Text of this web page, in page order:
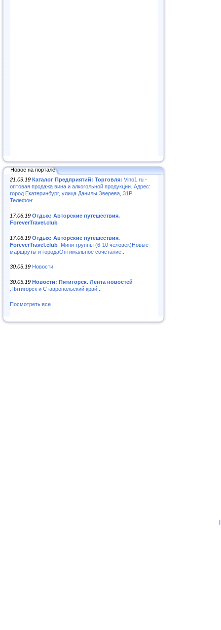
Новое на портале
21.09.19 Каталог Предприятий: Торговля: Vino1.ru -
оптовая продажа вина и алкогольной продукции. Адрес:
город Екатеринбург, улица Данилы Зверева, 31Р
Телефон:..
17.06.19 Отдых: Авторские путешествия.
ForeverTravel.club
17.06.19 Отдых: Авторские путешествия.
ForeverTravel.club .Мини-группы (6-10 человек)Новые
маршруты и городаОптимальное сочетание..
30.05.19 Новости
30.05.19 Новости: Пятигорск. Лента новостей
.Пятигорск и Ставропольский крвй...
Посмотреть все